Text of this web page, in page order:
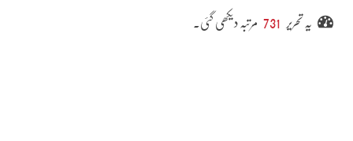
یہ تحریر 731 مرتبہ دیکھی گئی۔